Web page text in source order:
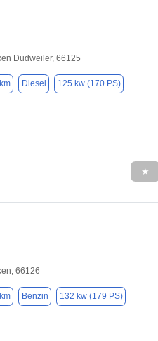
Dudweiler, 66125
Diesel 125 kw (170 PS)
★
66126
Benzin 132 kw (179 PS)